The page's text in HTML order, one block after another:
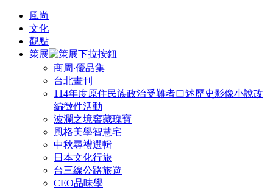
風尚
文化
觀點
策展
商周‧優品集
台北畫刊
114年度原住民族政治受難者口述歷史影像小說改
編徵件活動
波瀾之境窖藏瑰寶
風格美學智慧宅
中秋尋禮選輯
日本文化行旅
台三線公路旅遊
CEO品味學